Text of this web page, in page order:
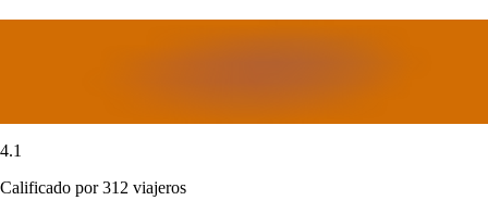
4.1
Calificado por 312 viajeros